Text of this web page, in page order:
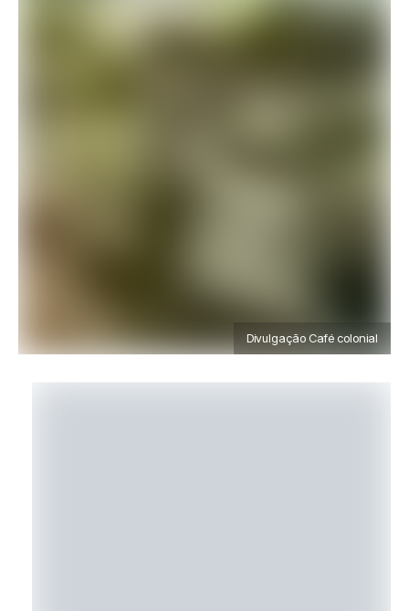
Divulgação Café colonial